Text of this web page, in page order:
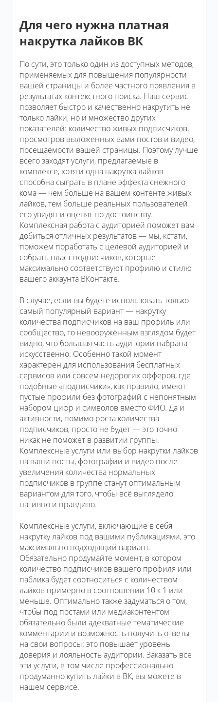
Для чего нужна платная
накрутка лайков ВК
По сути, это только один из доступных методов,
применяемых для повышения популярности
вашей страницы и более частного появления в
результатах контекстного поиска. Наш сервис
позволяет быстро и качественно накрутить не
только лайки, но и множество других
показателей: количество живых подписчиков,
просмотров выложенных вами постов и видео,
посещаемости вашей страницы. Поэтому лучше
всего заходят услуги, предлагаемые в
комплексе, хотя и одна накрутка лайков
способна сыграть в плане эффекта снежного
кома — чем больше на вашем контенте живых
лайков, тем больше реальных пользователей
его увидят и оценят по достоинству.
Комплексная работа с аудиторией поможет вам
добиться отличных результатов — мы, кстати,
поможем поработать с целевой аудиторией и
собрать пласт подписчиков, которые
максимально соответствуют профилю и стилю
вашего аккаунта ВКонтакте.
В случае, если вы будете использовать только
самый популярный вариант — накрутку
количества подписчиков на ваш профиль или
сообщество, то невооружённым взглядом будет
видно, что большая часть аудитории набрана
искусственно. Особенно такой момент
характерен для использования бесплатных
сервисов или совсем недорогих офферов, где
подобные «подписчики», как правило, имеют
пустые профили без фотографий с непонятным
набором цифр и символов вместо ФИО. Да и
активности, помимо роста количества
подписчиков, просто не будет — это точно
никак не поможет в развитии группы.
Комплексные услуги или выбор накрутки лайков
на ваши посты, фотографии и видео после
увеличения количества нормальных
подписчиков в группе станут оптимальным
вариантом для того, чтобы всё выглядело
нативно и правдиво.
Комплексные услуги, включающие в себя
накрутку лайков под вашими публикациями, это
максимально подходящий вариант.
Обязательно продумайте момент, в котором
количество подписчиков вашего профиля или
паблика будет соотноситься с количеством
лайков примерно в соотношении 10 к 1 или
меньше. Оптимально также задуматься о том,
чтобы под постами или медиаконтентом
обязательно были адекватные тематические
комментарии и возможность получить ответы
на свои вопросы: это повышает уровень
доверия и лояльность аудитории. Заказать все
эти услуги, в том числе профессионально
продуманно купить лайки в ВК, вы можете в
нашем сервисе.